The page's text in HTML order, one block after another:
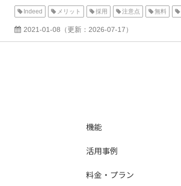
Indeed メリット 採用 注意点 無料
2021-01-08 （更新： 2026-07-17）
機能
活用事例
料金・プラン